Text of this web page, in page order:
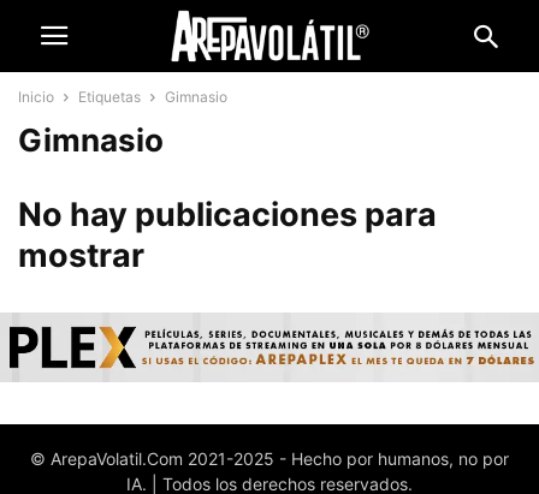
Inicio Etiquetas Gimnasio
Gimnasio
No hay publicaciones para
mostrar
© ArepaVolatil.Com 2021-2025 - Hecho por humanos, no por
IA. | Todos los derechos reservados.